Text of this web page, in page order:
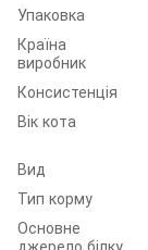
Упаковка
Країна
виробник
Консистенція
Вік кота
Вид
Тип корму
Основне